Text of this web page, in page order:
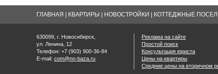
ГЛАВНАЯ КВАРТИРЫ НОВОСТРОЙКИ КОТТЕДЖНЫЕ
630099, г. Новосибирск,
ул. Ленина, 12
Телефон: +7 (903) 900-36-84
E-mail: com@nn-baza.ru
Реклама на сайте
Простой поиск
Консультация юриста
Цены на квартиры
Средние цены на вторичном